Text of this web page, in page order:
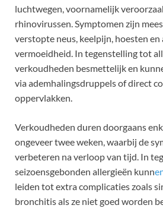
luchtwegen, voornamelijk
rhinovirussen. Symptomen zijn
verstopte neus, keelpijn, hoesten en
vermoeidheid. In tegenstelling tot
verkoudheden besmettelijk en
via ademhalingsdruppels of direct
oppervlakken.
Verkoudheden duren doorgaans
ongeveer twee weken, waarbij de
verbeteren na verloop van tijd. In
seizoensgebonden allergieën kunn
leiden tot extra complicaties zoals
bronchitis als ze niet goed worden